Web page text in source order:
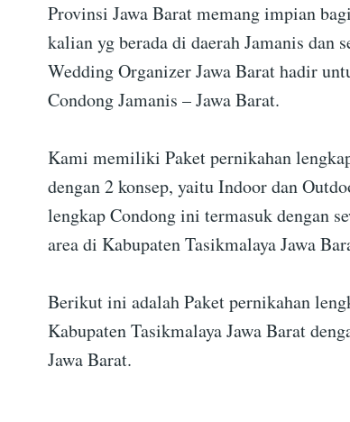
Provinsi Jawa Barat memang impian
kalian yg berada di daerah Jamanis
Wedding Organizer Jawa Barat hadir
Condong Jamanis – Jawa Barat.
Kami memiliki Paket pernikahan
dengan 2 konsep, yaitu Indoor dan
lengkap Condong ini termasuk dengan
area di Kabupaten Tasikmalaya Jawa
Berikut ini adalah Paket pernikahan
Kabupaten Tasikmalaya Jawa Barat
Jawa Barat.